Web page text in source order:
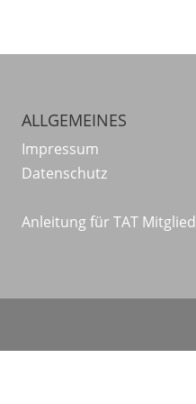
ALLGEMEINES
Impressum
Datenschutz
Anleitung für TAT